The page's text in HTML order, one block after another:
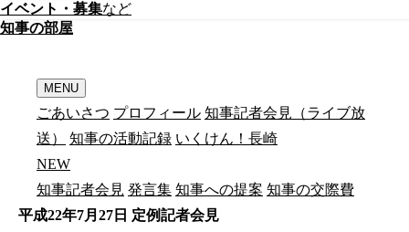
イベント・募集など
知事の部屋
MENU
ごあいさつ プロフィール 知事記者会見（ライブ放
送）
知事の活動記録 いくけん！長崎
NEW
知事記者会見 発言集 知事への提案 知事の交際費
平成22年7月27日 定例記者会見